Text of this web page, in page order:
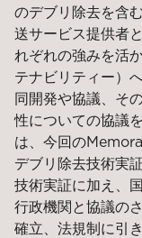
のデブリ除去を含
送サービス提供者
れぞれの強みを活か
テナビリティー）
同開発や協議、 そ
性についての協議
は、 今回の
デブリ除去技術実
技術実証に加え、
行政機関と協議の
確立、法規制に引